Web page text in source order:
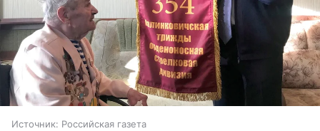
Источник: Российская газета